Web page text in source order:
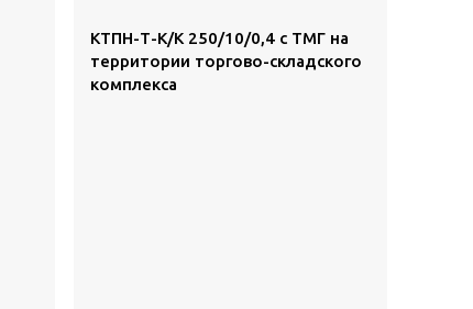
КТПН-Т-К/К 250/10/0,4 с ТМГ на
территории торгово-складского
комплекса